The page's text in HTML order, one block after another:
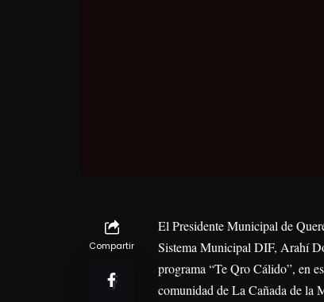
Compartir
El Presidente Municipal de
Sistema Municipal DIF, Arahí
programa “Te Qro Cálido”, en
comunidad de La Cañada de la